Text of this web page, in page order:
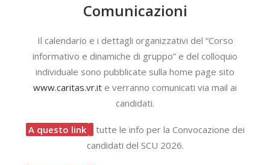
Comunicazioni
Il calendario e i dettagli organizzativi del “Corso
informativo e dinamiche di gruppo” e del colloquio
individuale sono pubblicate sulla home page sito
www.caritas.vr.it e verranno comunicati via mail ai
candidati.
A questo link
tutte le info per la Convocazione dei
candidati del SCU 2026.